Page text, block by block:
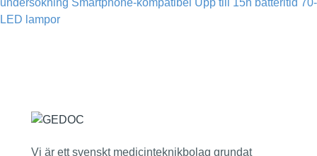
undersökning Smartphone-kompatibel Upp till 15h batteritid 70-
LED lampor
Vi är ett svenskt medicinteknikbolag grundat